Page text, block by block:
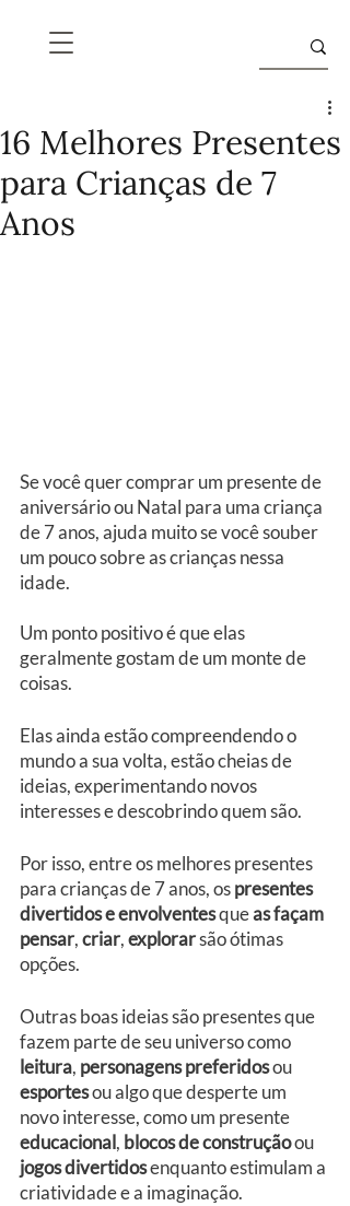
16 Melhores Presentes
para Crianças de 7
Anos
Se você quer comprar um presente de
aniversário ou Natal para uma criança
de 7 anos, ajuda muito se você souber
um pouco sobre as crianças nessa
idade.
Um ponto positivo é que elas
geralmente gostam de um monte de
coisas.
Elas ainda estão compreendendo o
mundo a sua volta, estão cheias de
ideias, experimentando novos
interesses e descobrindo quem são.
Por isso, entre os melhores presentes
para crianças de 7 anos, os presentes
divertidos e envolventes que as façam
pensar, criar, explorar são ótimas
opções.
Outras boas ideias são presentes que
fazem parte de seu universo como
leitura, personagens preferidos ou
esportes ou algo que desperte um
novo interesse, como um presente
educacional, blocos de construção ou
jogos divertidos enquanto estimulam a
criatividade e a imaginação.